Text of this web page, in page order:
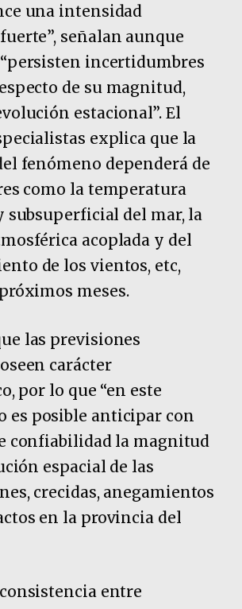
una intensidad
señalan aunque
incertidumbres
de su magnitud,
estacional”. El
explica que la
fenómeno dependerá de
como la temperatura
subsuperficial del mar, la
acoplada y del
de los vientos, etc,
meses.
las previsiones
carácter
por lo que “en este
es posible anticipar con
confiabilidad la magnitud
espacial de las
crecidas, anegamientos
en la provincia del
entre